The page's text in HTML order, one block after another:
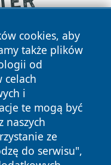
cookies, aby
także plików
od
celach
i
te mogą być
naszych
ze
do serwisu",
prawa